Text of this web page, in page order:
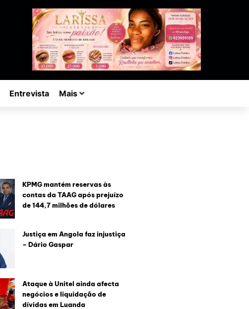
Entrevista Mais
KPMG mantém reservas às
contas da TAAG após prejuízo
de 144,7 milhões de dólares
Justiça em Angola faz injustiça
– Dário Gaspar
Ataque à Unitel ainda afecta
negócios e liquidação de
dívidas em Luanda